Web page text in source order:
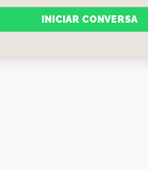
INICIAR CONVERSA